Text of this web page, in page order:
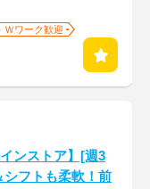
Ｗワーク歓迎
ンストア】[週3
シフトも柔軟！前